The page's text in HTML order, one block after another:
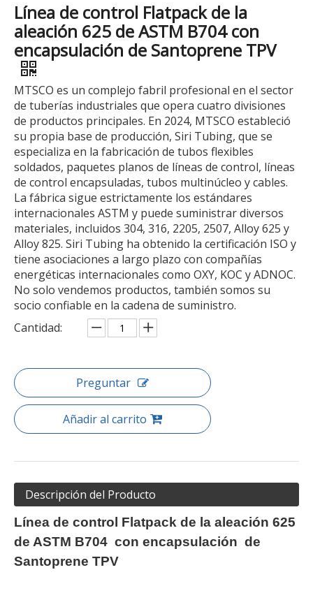
Línea de control Flatpack de la
aleación 625 de ASTM B704 con
encapsulación de Santoprene TPV
MTSCO es un complejo fabril profesional en el sector
de tuberías industriales que opera cuatro divisiones
de productos principales. En 2024, MTSCO estableció
su propia base de producción, Siri Tubing, que se
especializa en la fabricación de tubos flexibles
soldados, paquetes planos de líneas de control, líneas
de control encapsuladas, tubos multinúcleo y cables.
La fábrica sigue estrictamente los estándares
internacionales ASTM y puede suministrar diversos
materiales, incluidos 304, 316, 2205, 2507, Alloy 625 y
Alloy 825. Siri Tubing ha obtenido la certificación ISO y
tiene asociaciones a largo plazo con compañías
energéticas internacionales como OXY, KOC y ADNOC.
No solo vendemos productos, también somos su
socio confiable en la cadena de suministro.
Cantidad:
Preguntar
Añadir al carrito
Descripción del Producto
Línea de control Flatpack de la aleación 625
de ASTM B704 con encapsulación de
Santoprene TPV